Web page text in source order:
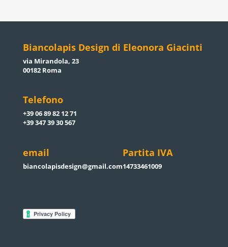
Biancolapis Design di Eleonora Giacinti
via Mirandola, 23
00182 Roma
Telefono
+39 06 89 82 12 71
+39 347 39 30 567
email
biancolapisdesign@gmail.com
Partita IVA
14733461009